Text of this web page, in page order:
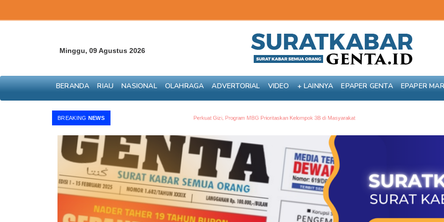
Minggu, 09 Agustus 2026
BERANDA RIAU NASIONAL OLAHRAGA ADVERTORIAL VIDEO + LAINNYA EPAPER GENTA EPAPER
BREAKING NEWS Perkuat Gizi, Program MBG Prioritaskan Kelompok 3B di Masyarakat